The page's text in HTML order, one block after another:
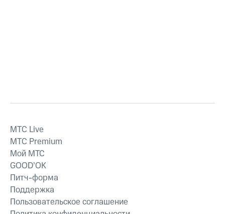
MTС Live
MTС Premium
Мой МТС
GOOD’OK
Питч-форма
Поддержка
Пользовательское соглашение